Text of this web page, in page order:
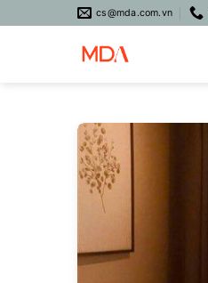
to
cs@mda.com.vn